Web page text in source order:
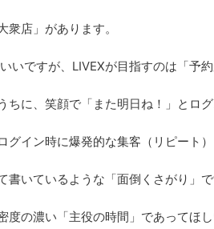
店」があります。
いですが、LIVEXが目指すのは「予
に、笑顔で「また明日ね！」とログ
イン時に爆発的な集客（リピート）
いているような「面倒くさがり」で
の濃い「主役の時間」であってほし